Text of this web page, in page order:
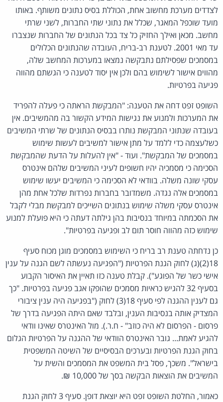
לצדדים מערכת מחשוב אחת, הכוללת בסיס נתונים משותף. באותו
מועד שוכפל המאגר, שכלל את נתוני שתי החברות, לשני שרתי
מחשב. מכאן ואילך החזיק כל צד בכל הנתונים של החברות שנצברו
עד מאי 2001. לטענת רב-בריח, העובדה שהנתונים הכלולים
במסמכים שפסילתם נתבקשה נמצאו במערכות המחשב שלה,
מהווים אישור לשימוש בהם ולכן אין יסוד לטענה כי הגשתם מהווה
פגיעה בפרטיות.
השופט זפט דחה את הטענה: "המבקשת הראתה כי פעלה להפריד
את המערכות ולמנוע את נגישות המידע הקשור בה מהמשיבים. אין
בעובדה שנתוני המבקשת נותרו בבסיס הנתונים של שרתי המשיבים
כשלעצמה כדי ללמד על מתן אישור למשיבים לעשות שימוש
במסמכים של המבקשת". ועוד - "אין להעלות על הדעת שהמבקשת
הסכימה כי מסמכיה יהיו חשופים לעיני המשיבים שלהם אינטרס
עסקי שונה משלה. בוודאי לא הסכימה כי המשיבים יעשו שימוש
במסמכים אלה נגדה. משמדובר בחברות נפרדות שלכל אחת מהן
אינטרס עסקי משלה שימוש בנתונים השייכים למבקשת מבלי לקבל
את הסכמתה במיוחד בנסיבות בהן גילתה דעתה כי היא פועלת למנוע
שימוש כזה מהווה חוסר תום לב ופגיעה בפרטיות".
כן נדחתה טענת רב בריח כי השימוש במסמכים מוגן מכוח סעיף
18(2)(ג) לחוק הגנת הפרטיות ("הפגיעה נעשתה לשם הגנה על ענין
אישי כשר של הפוגע"). קבלת טענה כזו תאיין את האיסור הקבוע
בסעיף 32 להגיש כראיות מסמכים שהופקו אגב פגיעה בפרטיות. "כך
גם לענין ההגנה לפי סעיף 18(3) לחוק ("בפגיעה היה ענין ציבורי
המצדיק אותה בנסיבות הענין, ובלבד שאם היתה הפגיעה בדרך של
פרסום - הפרסום לא היה כוזב" - ח.ר.). מול האינטרס שאינו וודאי
להגיע לאמת... גובר האינטרס הוודאי של ההגנה על הפרטיות הגלום
בחוק הגנת הפרטיות ובערכים הבסיסיים של השיטה המשפטית
בישראל". משכך, פסל בית המשפט את המסמכים והשית על
המשיבים את הוצאות הבקשה בסך של 10,000 ₪.
כאמור, החלטת השופט זפט היא יוצאת דופן. סעיף 3 לחוק הגנת